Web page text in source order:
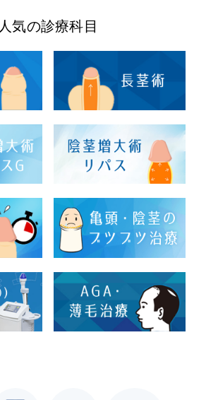
人気の診療科目